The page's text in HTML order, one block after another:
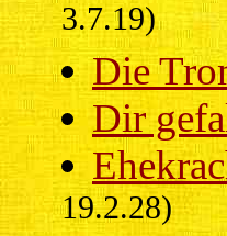
3.7.19)
Die
Dir
19.2.28)